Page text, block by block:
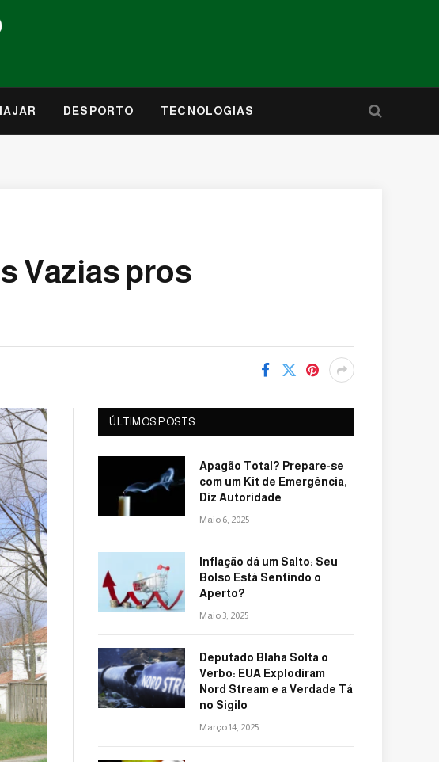
DESPORTO TECNOLOGIAS
Vazias pros
ÚLTIMOS POSTS
Apagão Total? Prepare-se
com um Kit de Emergência,
Diz Autoridade
Maio 6, 2025
Inflação dá um Salto: Seu
Bolso Está Sentindo o
Aperto?
Maio 3, 2025
Deputado Blaha Solta o
Verbo: EUA Explodiram
Nord Stream e a Verdade Tá
no Sigilo
Março 14, 2025